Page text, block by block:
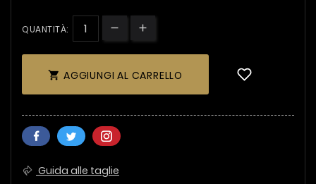
QUANTITÀ:
 AGGIUNGI AL CARRELLO
Guida alle taglie